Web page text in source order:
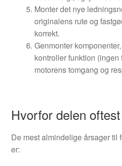
Monter det nye
originalens rute og
korrekt.
Genmonter
kontroller funktion
motorens tomgang og
Hvorfor delen
De mest almindelige årsager til
er: